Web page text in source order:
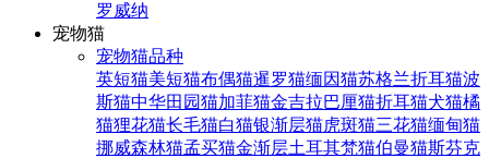
罗威纳
宠物猫
宠物猫品种
英短猫美短猫布偶猫暹罗猫缅因猫苏格兰折耳猫波
斯猫中华田园猫加菲猫金吉拉巴厘猫折耳猫犬猫橘
猫狸花猫长毛猫白猫银渐层猫虎斑猫三花猫缅甸猫
挪威森林猫孟买猫金渐层土耳其梵猫伯曼猫斯芬克